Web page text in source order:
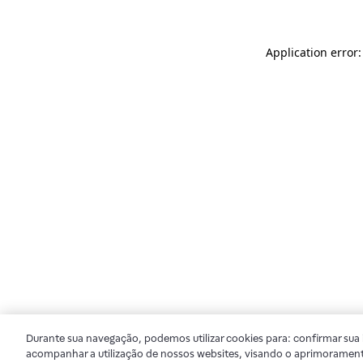
Application
Durante sua navegação, podemos utilizar cookies para: confirmar
acompanhar a utilização de nossos websites, visando o